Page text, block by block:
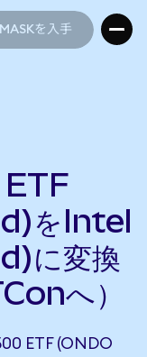
を入手
をIntel
に変換
へ）
ETF (ONDO